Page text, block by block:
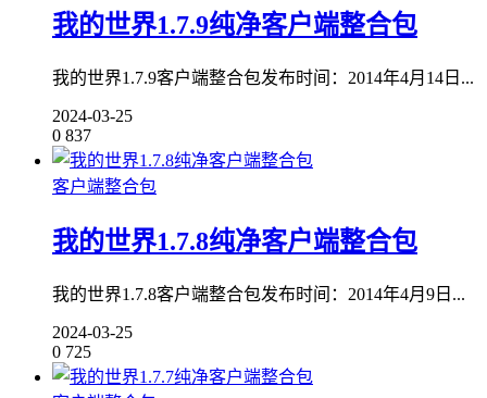
我的世界1.7.9纯净客户端整合包
我的世界1.7.9客户端整合包发布时间：2014年4月14日...
2024-03-25
0 837
客户端整合包
我的世界1.7.8纯净客户端整合包
我的世界1.7.8客户端整合包发布时间：2014年4月9日...
2024-03-25
0 725